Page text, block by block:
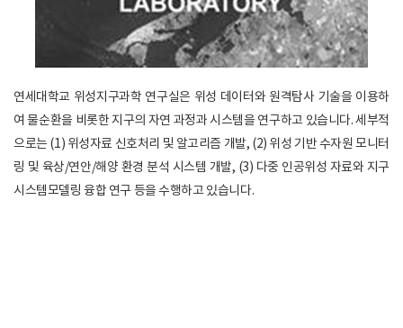
연세대학교 위성지구과학 연구실은 위성 데이터와 원격탐사 기술을 이용하
여 물순환을 비롯한 지구의 자연 과정과 시스템을 연구하고 있습니다. 세부적
으로는 (1) 위성자료 신호처리 및 알고리즘 개발, (2) 위성 기반 수자원 모니터
링 및 육상/연안/해양 환경 분석 시스템 개발, (3) 다중 인공위성 자료와 지구
시스템모델링 융합 연구 등을 수행하고 있습니다.​